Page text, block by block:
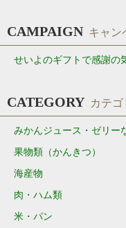
CAMPAIGN キャン
せいよのギフトで感謝の
CATEGORY カテゴ
みかんジュース・ゼリー
果物類（かんきつ）
海産物
肉・ハム類
米・パン